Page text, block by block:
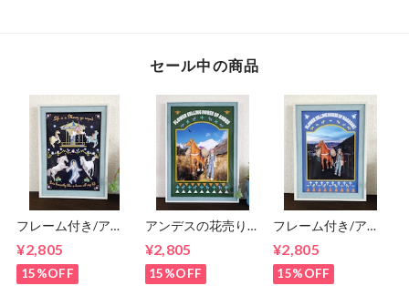
セール中の商品
フレーム付き/アー
まプレゼントに/す
ぐ飾れる/人生は回
転木馬/A4/馬/メリ
¥2,805
15%OFF
アンデスの花売り
ートポスター/その
ままプレゼントに/
すぐ飾れる/A4
¥2,805
15%OFF
フレーム付き/アー
まプレゼントに/す
ぐ飾れる/長崎の花
売り馬/A4
¥2,805
15%OFF